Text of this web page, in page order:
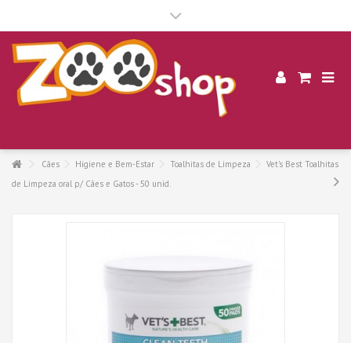
Cães Higiene e Bem-Estar Toalhitas de Limpeza
Vet's Best Toalhitas
de Limpeza oral p/ Cães e Gatos - 50 unid.